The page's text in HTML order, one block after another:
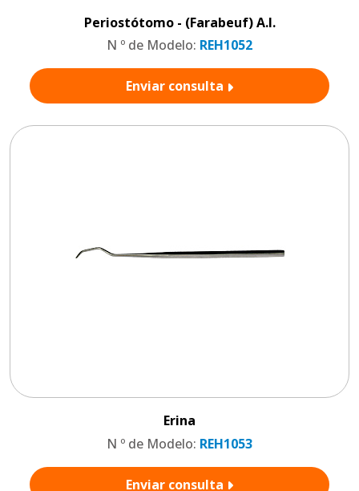
Periostótomo - (Farabeuf) A.I.
N º de Modelo: REH1052
Enviar consulta
Erina
N º de Modelo: REH1053
Enviar consulta